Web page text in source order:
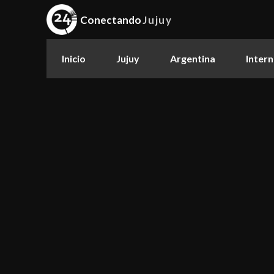
ConectandoJujuy
Inicio Jujuy Argentina